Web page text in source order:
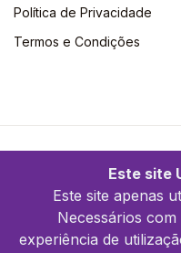
Este site
Este site apenas
Necessários
experiência de
Política de Privacidade
Termos e Condições
©2026 Quimera.